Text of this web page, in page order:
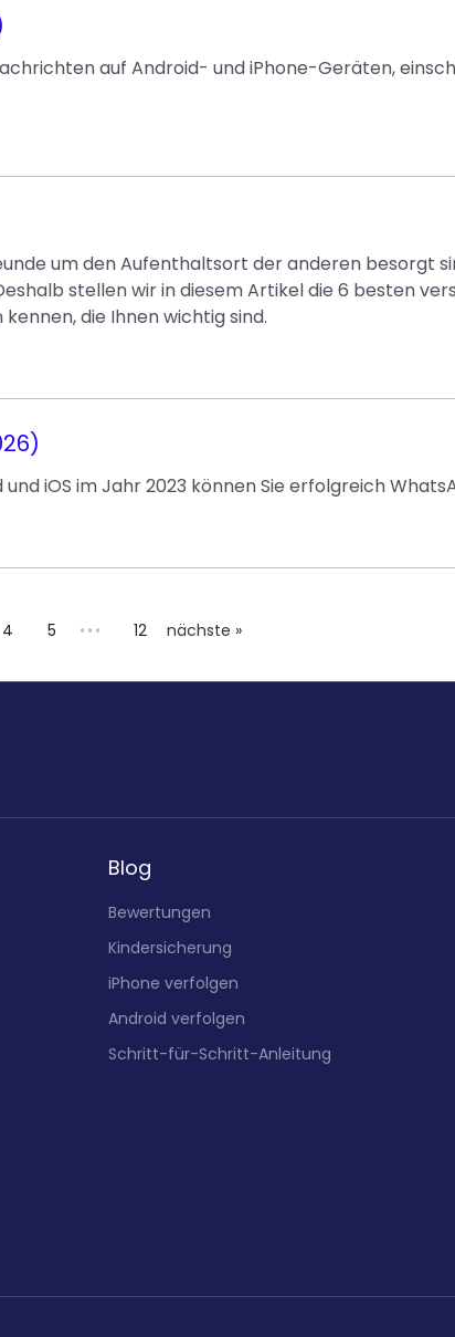
auf Android- und iPhone-Geräten,
um den Aufenthaltsort der anderen besorgt
stellen wir in diesem Artikel die 6 besten
die Ihnen wichtig sind.
iOS im Jahr 2023 können Sie erfolgreich
4 5 ••• 12 nächste »
Blog
Bewertungen
Kindersicherung
iPhone verfolgen
Android verfolgen
Schritt-für-Schritt-Anleitung